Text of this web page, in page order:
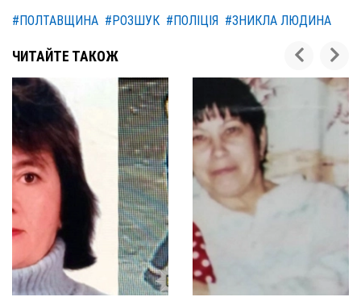
#ПОЛТАВЩИНА #РОЗШУК #ПОЛІЦІЯ #ЗНИКЛА ЛЮДИНА
ЧИТАЙТЕ ТАКОЖ